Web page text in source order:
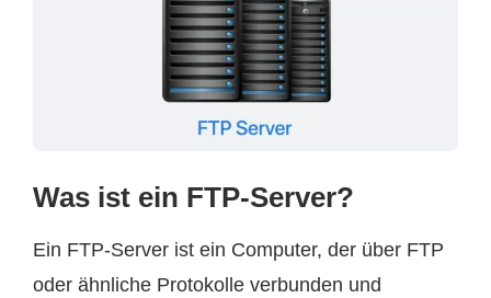
Was ist ein FTP-Server?
Ein FTP-Server ist ein Computer, der über FTP
oder ähnliche Protokolle verbunden und